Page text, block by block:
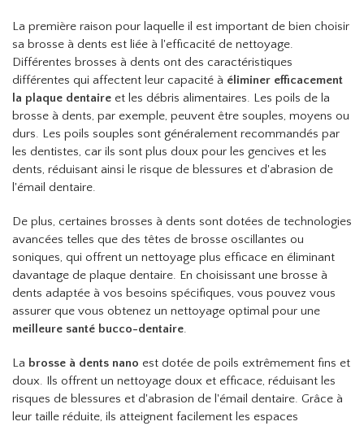
La première raison pour laquelle il est important de bien choisir
sa brosse à dents est liée à l'efficacité de nettoyage.
Différentes brosses à dents ont des caractéristiques
différentes qui affectent leur capacité à éliminer efficacement
la plaque dentaire et les débris alimentaires. Les poils de la
brosse à dents, par exemple, peuvent être souples, moyens ou
durs. Les poils souples sont généralement recommandés par
les dentistes, car ils sont plus doux pour les gencives et les
dents, réduisant ainsi le risque de blessures et d'abrasion de
l'émail dentaire.
De plus, certaines brosses à dents sont dotées de technologies
avancées telles que des têtes de brosse oscillantes ou
soniques, qui offrent un nettoyage plus efficace en éliminant
davantage de plaque dentaire. En choisissant une brosse à
dents adaptée à vos besoins spécifiques, vous pouvez vous
assurer que vous obtenez un nettoyage optimal pour une
meilleure santé bucco-dentaire.
La brosse à dents nano est dotée de poils extrêmement fins et
doux. Ils offrent un nettoyage doux et efficace, réduisant les
risques de blessures et d'abrasion de l'émail dentaire. Grâce à
leur taille réduite, ils atteignent facilement les espaces